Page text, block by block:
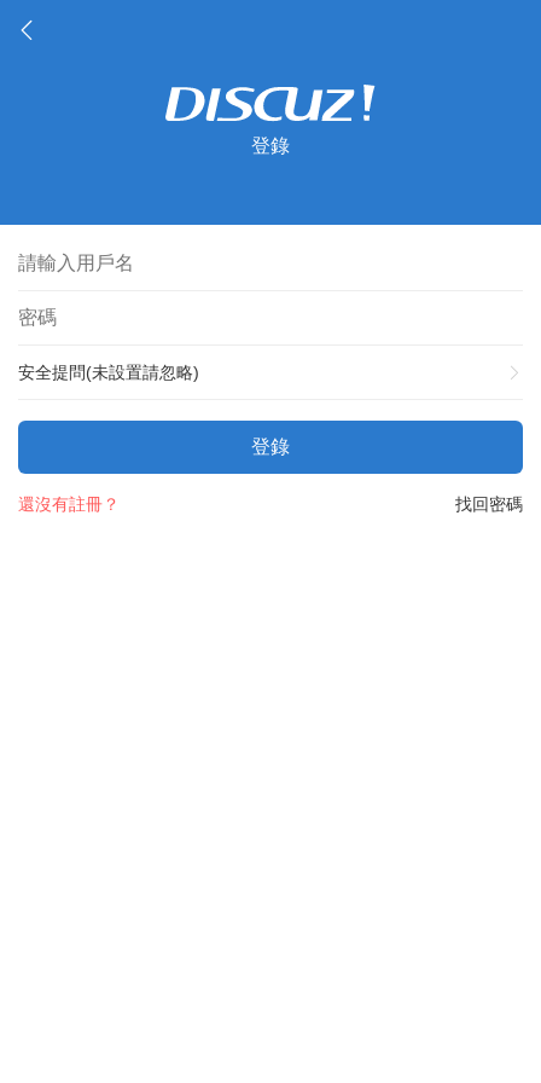
登錄
安全提問(未設置請忽略)
登錄
找回密碼
還沒有註冊？